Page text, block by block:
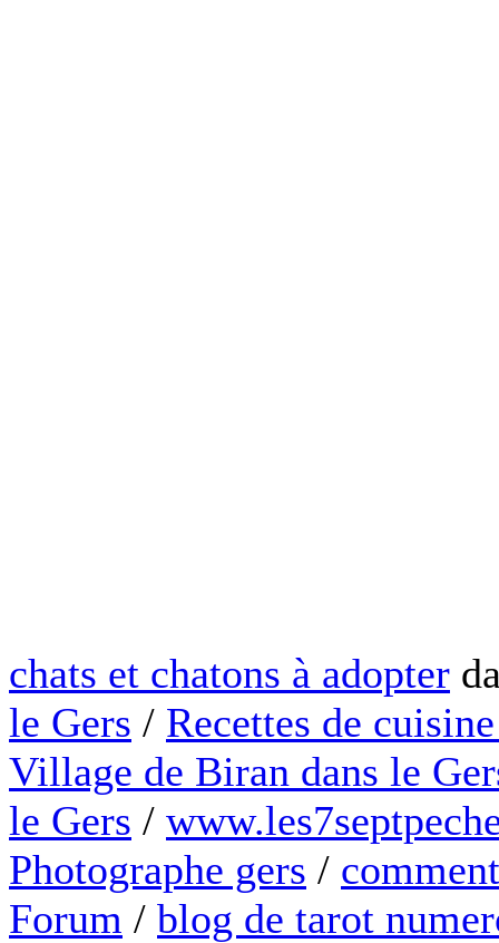
chats et chatons à adopter
le Gers / Recettes de
Village de Biran dans le
le Gers /
Photographe gers /
Forum / blog de tarot